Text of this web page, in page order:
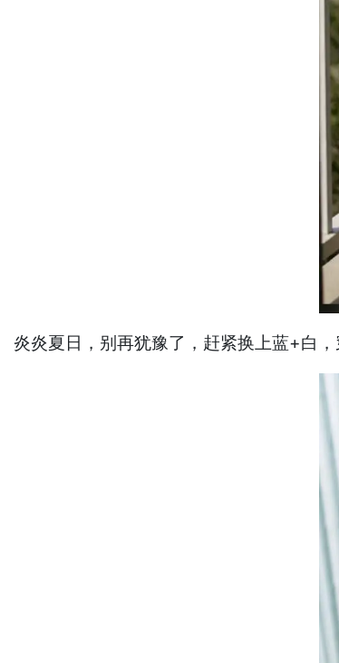
炎炎夏日，别再犹豫了，赶紧换上蓝+白